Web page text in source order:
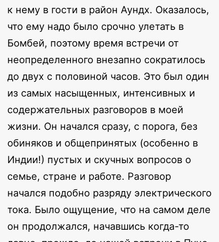
к нему в гости в район Аундх. Оказалось,
что ему надо было срочно улетать в
Бомбей, поэтому время встречи от
неопределенного внезапно сократилось
до двух с половиной часов. Это был один
из самых насыщенных, интенсивных и
содержательных разговоров в моей
жизни. Он начался сразу, с порога, без
обиняков и общепринятых (особенно в
Индии!) пустых и скучных вопросов о
семье, стране и работе. Разговор
начался подобно разряду электрического
тока. Было ощущение, что на самом деле
он продолжался, начавшись когда-то